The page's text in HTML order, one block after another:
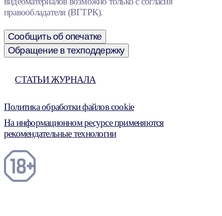
правообладателя (ВГТРК).
Сообщить об опечатке
Обращение в техподдержку
СТАТЬИ ЖУРНАЛА
Политика обработки файлов cookie
На информационном ресурсе применяются
рекомендательные технологии